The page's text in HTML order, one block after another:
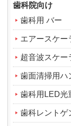
歯科院向け
歯科用 バー
エアースケー
超音波スケー
歯面清掃用ハ
歯科用LED光
歯科レントゲ